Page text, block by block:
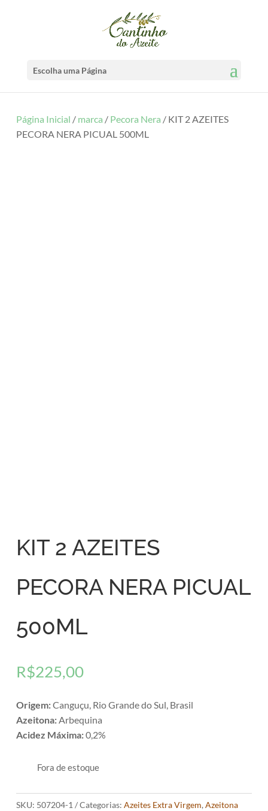
Escolha uma Página
Página Inicial / marca / Pecora Nera / KIT 2 AZEITES
PECORA NERA PICUAL 500ML
KIT 2 AZEITES
PECORA NERA PICUAL
500ML
R$225,00
Origem:Canguçu, Rio Grande do Sul, Brasil
Azeitona:Arbequina
Acidez Máxima:0,2%
Fora de estoque
SKU: 507204-1 Categorias: Azeites Extra Virgem, Azeitona